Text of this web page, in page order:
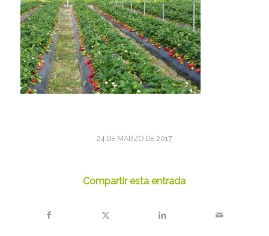
24 DE MARZO DE 2017
Compartir esta entrada